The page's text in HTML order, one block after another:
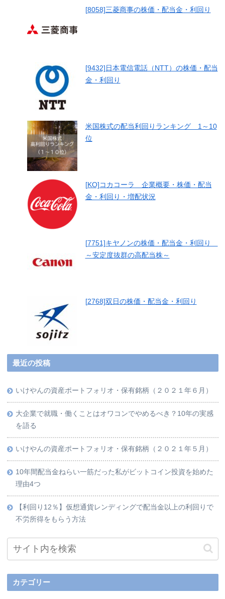
[8058]三菱商事の株価・配当金・利回り
[9432]日本電信電話（NTT）の株価・配当
金・利回り
米国株式の配当利回りランキング 1～10
位
[KO]コカコーラ 企業概要・株価・配当
金・利回り・増配状況
[7751]キヤノンの株価・配当金・利回り
～安定度抜群の高配当株～
[2768]双日の株価・配当金・利回り
最近の投稿
いけやんの資産ポートフォリオ・保有銘柄（２０２１年６月）
大企業で就職・働くことはオワコンでやめるべき？10年の実感
を語る
いけやんの資産ポートフォリオ・保有銘柄（２０２１年５月）
10年間配当金ねらい一筋だった私がビットコイン投資を始めた
理由4つ
【利回り12％】仮想通貨レンディングで配当金以上の利回りで
不労所得をもらう方法
カテゴリー